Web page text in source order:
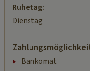
Ruhetag:
Dienstag
Bankomat